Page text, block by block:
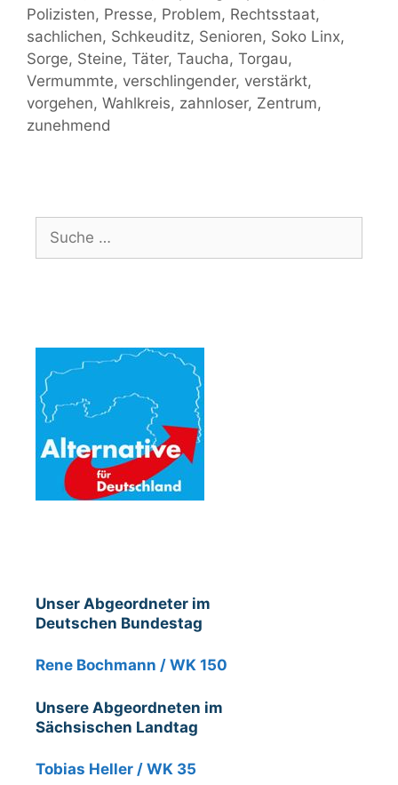
Polizisten, Presse, Problem, Rechtsstaat,
sachlichen, Schkeuditz, Senioren, Soko Linx,
Sorge, Steine, Täter, Taucha, Torgau,
Vermummte, verschlingender, verstärkt,
vorgehen, Wahlkreis, zahnloser, Zentrum,
zunehmend
nach:
Unser Abgeordneter im
Deutschen Bundestag
Rene Bochmann / WK 150
Unsere Abgeordneten im
Sächsischen Landtag
Tobias Heller / WK 35